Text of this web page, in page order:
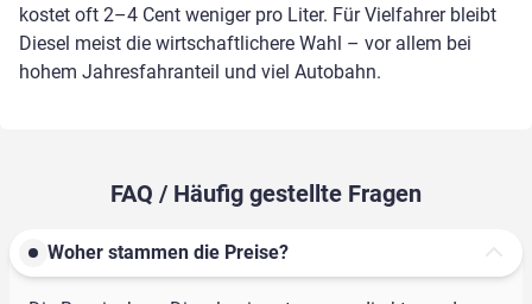
kostet oft 2–4 Cent weniger pro Liter. Für Vielfahrer bleibt
Diesel meist die wirtschaftlichere Wahl – vor allem bei
hohem Jahresfahranteil und viel Autobahn.
FAQ / Häufig gestellte Fragen
Woher stammen die Preise?